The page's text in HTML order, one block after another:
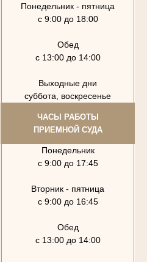
Понедельник - пятница
с 9:00 до 18:00
Обед
с 13:00 до 14:00
Выходные дни
суббота, воскресенье
ЧАСЫ РАБОТЫ
ПРИЕМНОЙ СУДА
Понедельник
с 9:00 до 17:45
Вторник - пятница
с 9:00 до 16:45
Обед
с 13:00 до 14:00